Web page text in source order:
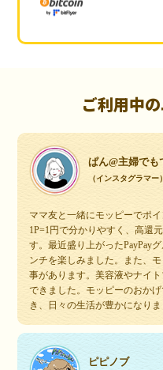
ご利用中
ぱん@主婦でも
（インスタグラマー）
ママ友と一緒にモッピーでポ
1P=1円で分かりやすく、高還
す。最近盛り上がったPayPay
ンチを楽しみました。また、
事があります。美容液やナイ
できました。モッピーのおか
き、日々の生活が豊かになりま
ピピノブ